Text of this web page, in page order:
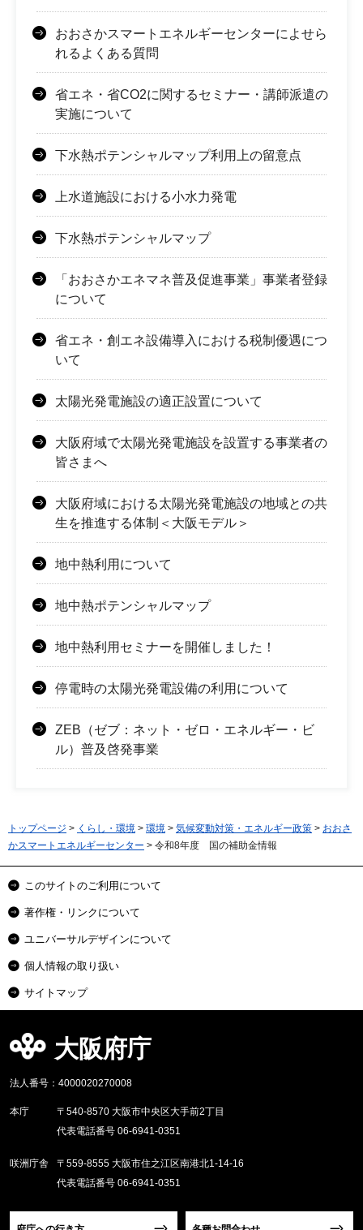
おおさかスマートエネルギーセンターによせら
れるよくある質問
省エネ・省CO2に関するセミナー・講師派遣の
実施について
下水熱ポテンシャルマップ利用上の留意点
上水道施設における小水力発電
下水熱ポテンシャルマップ
「おおさかエネマネ普及促進事業」事業者登録
について
省エネ・創エネ設備導入における税制優遇につ
いて
太陽光発電施設の適正設置について
大阪府域で太陽光発電施設を設置する事業者の
皆さまへ
大阪府域における太陽光発電施設の地域との共
生を推進する体制＜大阪モデル＞
地中熱利用について
地中熱ポテンシャルマップ
地中熱利用セミナーを開催しました！
停電時の太陽光発電設備の利用について
ZEB（ゼブ：ネット・ゼロ・エネルギー・ビ
ル）普及啓発事業
トップページ > くらし・環境 > 環境 > 気候変動対策・エネルギー政策 > おおさ
かスマートエネルギーセンター > 令和8年度 国の補助金情報
このサイトのご利用について
著作権・リンクについて
ユニバーサルデザインについて
個人情報の取り扱い
サイトマップ
大阪府庁
法人番号：4000020270008
本庁
〒540-8570 大阪市中央区大手前2丁目
代表電話番号 06-6941-0351
咲洲庁舎
〒559-8555 大阪市住之江区南港北1-14-16
代表電話番号 06-6941-0351